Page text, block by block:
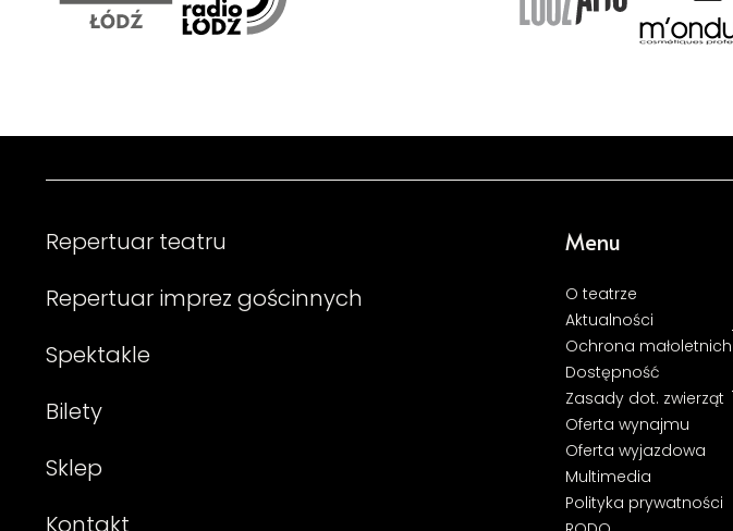
Repertuar teatru
Repertuar imprez gościnnych
Spektakle
Bilety
Sklep
Kontakt
Menu
O teatrze
Aktualności
Ochrona małoletnich
Dostępność
Zasady dot. zwierząt
Oferta wynajmu
Oferta wyjazdowa
Multimedia
Polityka prywatności